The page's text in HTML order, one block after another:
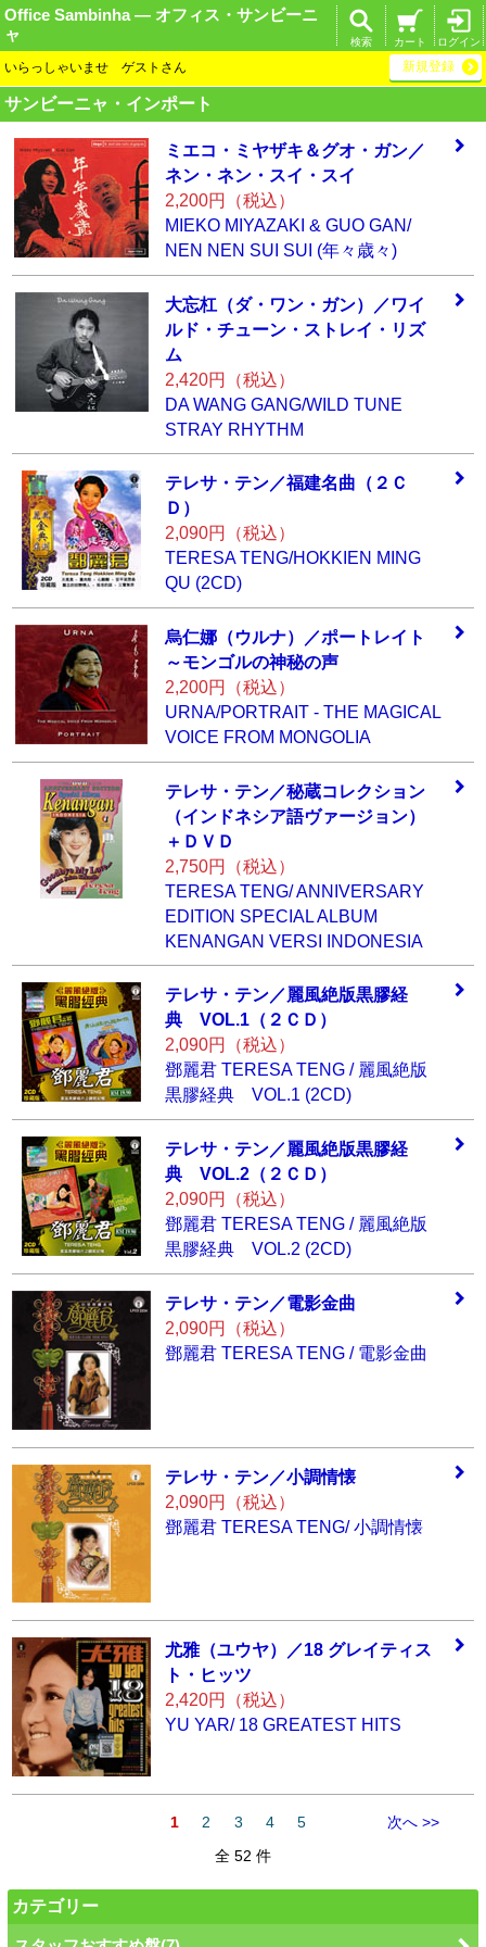
Office Sambinha ― オフィス・サンビーニ
ャ
ログイン
カート
検索
いらっしゃいませ ゲストさん 新規登録
サンビーニャ・インポート
ミエコ・ミヤザキ ＆グオ・ガン／
ネン・ネン・スイ・ スイ
2,200円（税込）
MIEKO MIYAZAKI & GUO GAN/
NEN NEN SUI SUI (年々歳々)
大忘杠（ダ・ワン・ガン）／ワイ
ルド・チューン・ス トレイ・リズ
ム
2,420円（税込）
DA WANG GANG/WILD TUNE
STRAY RHYTHM
テレサ・テン／福建名曲（２Ｃ
Ｄ）
2,090円（税込）
TERESA TENG/HOKKIEN MING
QU (2CD)
烏仁娜（ウルナ）
／ポートレイト
～モンゴルの神秘の声
2,200円（税込）
URNA/PORTRAIT - THE MAGICAL
VOICE FROM MONGOLIA
テレサ・テン／秘蔵コレクション
（インドネシア語ヴァージョン）
＋Ｄ ＶＤ
2,750円（税込）
TERESA TENG/ ANNIVERSARY
EDITION SPECIAL ALBUM
KENANGAN VERSI INDONESIA
テレサ・テン／麗風絶版黒膠経
典 VOL.1（２ＣＤ）
2,090円（税込）
鄧麗君 TERESA TENG / 麗風絶版
黒膠経典 VOL.1 (2CD)
テレサ・テン／麗風絶版黒膠経
典 VOL.2（２ＣＤ）
2,090円（税込）
鄧麗君 TERESA TENG / 麗風絶版
黒膠経典 VOL.2 (2CD)
テレサ・テン／電影金曲
2,090円（税込）
鄧麗君 TERESA TENG / 電影金曲
テレサ・テン／小調情懐
2,090円（税込）
鄧麗君 TERESA TENG/ 小調情懐
尤雅（ユウヤ）／18 グレイティス
ト ・ヒッツ
2,420円（税込）
YU YAR/ 18 GREATEST HITS
1 2 3 4 5
次へ >>
全 52 件
カテゴリー